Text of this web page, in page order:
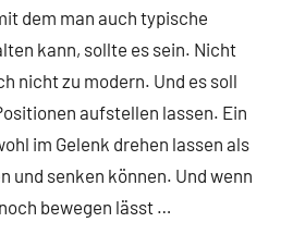
dem man auch typische
kann, sollte es sein. Nicht
nicht zu modern. Und es soll
aufstellen lassen. Ein
im Gelenk drehen lassen als
und senken können. Und wenn
bewegen lässt …